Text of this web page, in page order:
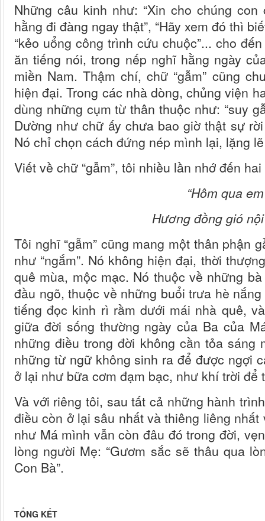
Những câu kinh như: “Xin cho chúng
hằng đi đàng ngay thật”, “Hãy xem đó thì
“kẻo uổng công trình cứu chuộc”... cho
ăn tiếng nói, trong nếp nghĩ hằng ngày
miền Nam. Thậm chí, chữ “gẫm” cũng
hiện đại. Trong các nhà dòng, chủng viện
dùng những cụm từ thân thuộc như: “suy
Dường như chữ ấy chưa bao giờ thật sự
Nó chỉ chọn cách đứng nép mình lại, lặng
Viết về chữ “gẫm”, tôi nhiều lần nhớ đến
“Hôm qua
Hương đồng gió
Tôi nghĩ “gẫm” cũng mang một thân phận
như “ngắm”. Nó không hiện đại, thời
quê mùa, mộc mạc. Nó thuộc về những
đầu ngõ, thuộc về những buổi trưa hè
tiếng đọc kinh rì rầm dưới mái nhà quê,
giữa đời sống thường ngày của Ba của
những điều trong đời không cần tỏa
những từ ngữ không sinh ra để được ngợi
ở lại như bữa cơm đạm bạc, như khí trời để
Và với riêng tôi, sau tất cả những hành
điều còn ở lại sâu nhất và thiêng liêng nhất
như Má mình vẫn còn đâu đó trong đời,
lòng người Mẹ: “Gươm sắc sẽ thâu qua
Con Bà”.
TỔNG KẾT